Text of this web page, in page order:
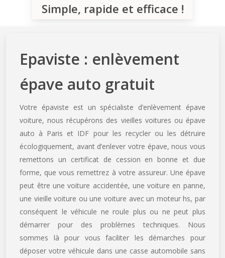
Simple, rapide et efficace !
Epaviste : enlèvement
épave auto gratuit
Votre épaviste est un spécialiste d’enlèvement épave
voiture, nous récupérons des vieilles voitures ou épave
auto à Paris et IDF pour les recycler ou les détruire
écologiquement, avant d’enlever votre épave, nous vous
remettons un certificat de cession en bonne et due
forme, que vous remettrez à votre assureur. Une épave
peut être une voiture accidentée, une voiture en panne,
une vieille voiture ou une voiture avec un moteur hs, par
conséquent le véhicule ne roule plus ou ne peut plus
démarrer pour des problèmes techniques. Nous
sommes là pour vous faciliter les démarches pour
déposer votre véhicule dans une casse automobile sans